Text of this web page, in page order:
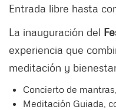
Entrada libre hasta
La inauguración del
experiencia que
meditación y
Concierto de
Meditación Guiada,